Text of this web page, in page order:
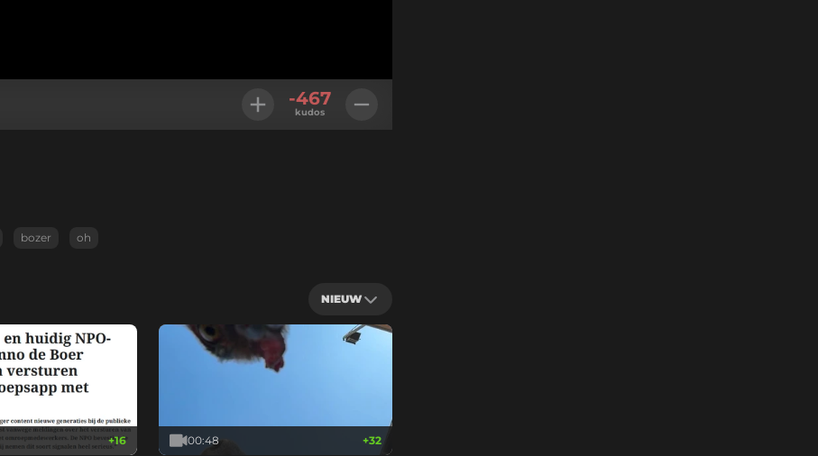
-467
kudos
bozer oh
NIEUW
+16 00:48 +32